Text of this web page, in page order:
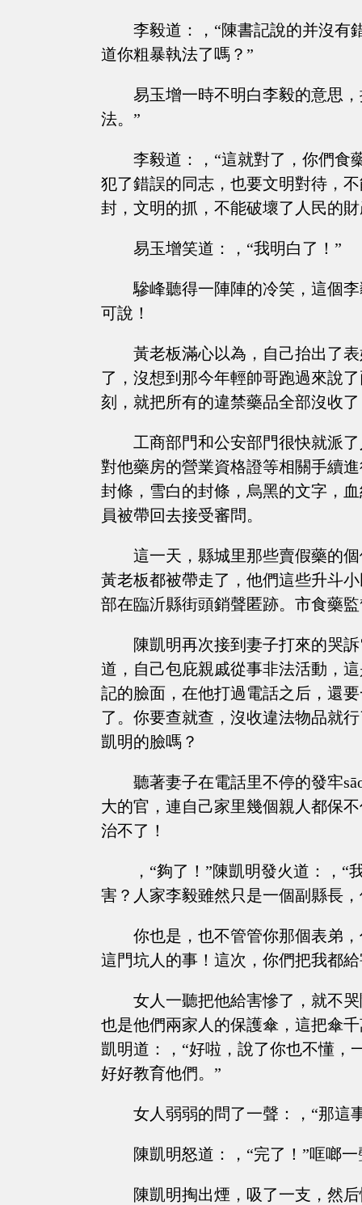
李毅道：，“陳書記說的并沒有
道你粗暴執法了嗎？”
易玉增一時不明白李毅的意思
法。”
李毅道：，“這就對了，你們食
犯了錯誤的同志，也要文明對待，
封，文明的抓，不能破壞了人民的
易玉增笑道：，“我明白了！”
驂峰聽得一陣陣的冷笑，這個
可說！
黃老板滿心以為，自己抬出了
了，沒想到那今年輕帥哥跑過來說
刻，就把所有的違禁藥品全部沒收
工商部門和公安部門很快就派
對他藥房的營業資格證等相關手續
封條，雪白的封條，烏黑的文字，
員被帶回去接受審問。
這一天，縣城里那些賣假藥的
黃老板都被帶走了，他們這些升斗
部在臨沂縣街頭銷聲匿跡。市食藥
陳凱明再次接到妻子打來的哭
道，自己包庇親戚從事非法活動，
記的臉面，在他打過電話之后，還
了。你要查就查，沒收違法物品就
凱明的臉嗎？
聽著妻子在電話里不停的發牢
大的官，連自己家里幾個親人都保
治不了！
，“夠了！”陳凱明發火道：，
害？人家李毅雖然只是一個副縣長
你也是，也不管管你那個表弟
這門坑人的事！這次，你們把我都
女人一聽把他給害慘了，就不
也是他們兩家人的保護傘，這把傘
凱明道：，“好啦，說了你也不懂，
好好教育他們。”
女人弱弱的問了一聲：，“那這
陳凱明怒道：，“完了！”哐啷
陳凱明掏出煙，吸了一支，然